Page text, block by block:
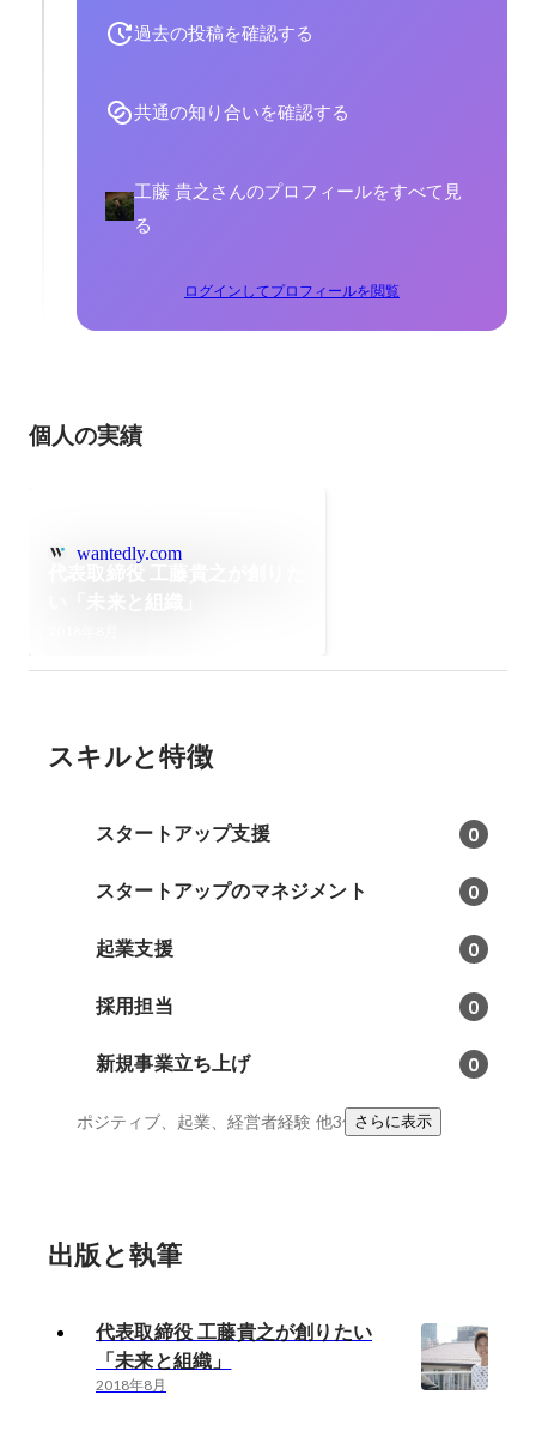
過去の投稿を確認する
共通の知り合いを確認する
工藤 貴之さんのプロフィールをすべて見
る
ログインしてプロフィールを閲覧
個人の実績
wantedly.com
スキルと特徴
スタートアップ支援 0
スタートアップのマネジメント 0
起業支援 0
採用担当 0
新規事業立ち上げ 0
ポジティブ、起業、経営者経験 他3件さらに表示
出版と執筆
代表取締役 工藤貴之が創りたい
「未来と組織」
2018年8月